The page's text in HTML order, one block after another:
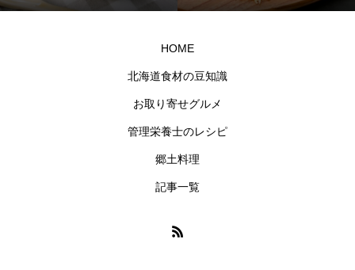
ウ』
HOME
北海道食材の豆知識
お取り寄せグルメ
管理栄養士のレシピ
郷土料理
記事一覧